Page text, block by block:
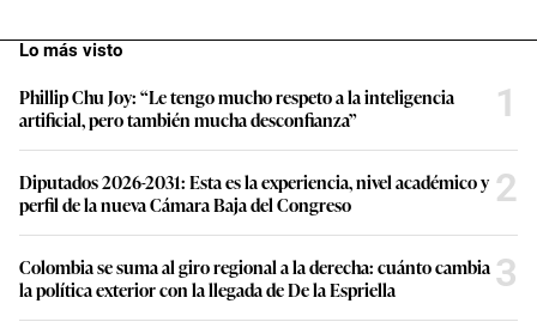
Lo más visto
Phillip Chu Joy: “Le tengo mucho respeto a la inteligencia
artificial, pero también mucha desconfianza”
1
Diputados 2026-2031: Esta es la experiencia, nivel académico y
perfil de la nueva Cámara Baja del Congreso
2
Colombia se suma al giro regional a la derecha: cuánto cambia
la política exterior con la llegada de De la Espriella
3